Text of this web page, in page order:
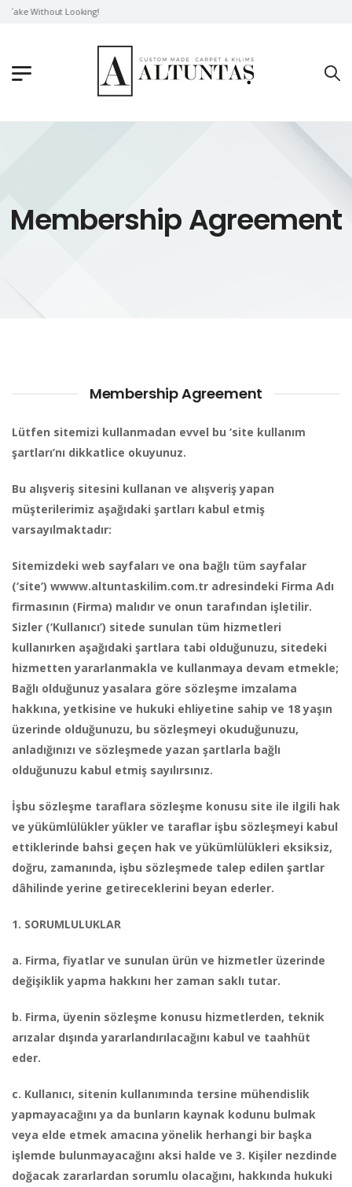
Without Looking!
Membership Agreement
Membership Agreement
Lütfen sitemizi kullanmadan evvel bu ‘site kullanım
şartları’nı dikkatlice okuyunuz.
Bu alışveriş sitesini kullanan ve alışveriş yapan
müşterilerimiz aşağıdaki şartları kabul etmiş
varsayılmaktadır:
Sitemizdeki web sayfaları ve ona bağlı tüm sayfalar
(‘site’) wwww.altuntaskilim.com.tr adresindeki Firma Adı
firmasının (Firma) malıdır ve onun tarafından işletilir.
Sizler (‘Kullanıcı’) sitede sunulan tüm hizmetleri
kullanırken aşağıdaki şartlara tabi olduğunuzu, sitedeki
hizmetten yararlanmakla ve kullanmaya devam etmekle;
Bağlı olduğunuz yasalara göre sözleşme imzalama
hakkına, yetkisine ve hukuki ehliyetine sahip ve 18 yaşın
üzerinde olduğunuzu, bu sözleşmeyi okuduğunuzu,
anladığınızı ve sözleşmede yazan şartlarla bağlı
olduğunuzu kabul etmiş sayılırsınız.
İşbu sözleşme taraflara sözleşme konusu site ile ilgili hak
ve yükümlülükler yükler ve taraflar işbu sözleşmeyi kabul
ettiklerinde bahsi geçen hak ve yükümlülükleri eksiksiz,
doğru, zamanında, işbu sözleşmede talep edilen şartlar
dâhilinde yerine getireceklerini beyan ederler.
1. SORUMLULUKLAR
a. Firma, fiyatlar ve sunulan ürün ve hizmetler üzerinde
değişiklik yapma hakkını her zaman saklı tutar.
b. Firma, üyenin sözleşme konusu hizmetlerden, teknik
arızalar dışında yararlandırılacağını kabul ve taahhüt
eder.
c. Kullanıcı, sitenin kullanımında tersine mühendislik
yapmayacağını ya da bunların kaynak kodunu bulmak
veya elde etmek amacına yönelik herhangi bir başka
işlemde bulunmayacağını aksi halde ve 3. Kişiler nezdinde
doğacak zararlardan sorumlu olacağını, hakkında hukuki